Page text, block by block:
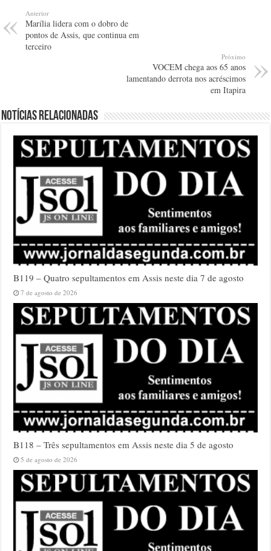
Anterior
Marília lidera com o dobro de
pontos de Assis, que continua em
terceiro
Próximo
VOCEM chega aos 65 anos
lamentando derrota nos acréscimos
em Itapira
Notícias relacionadas
B119 – Quatro sepultamentos em Assis neste dia 7 de agosto
7 de agosto de 2026
B118 – Três sepultamentos em Assis neste dia 5 de agosto
5 de agosto de 2026